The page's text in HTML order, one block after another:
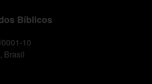
Bíblicos
10
Brasil